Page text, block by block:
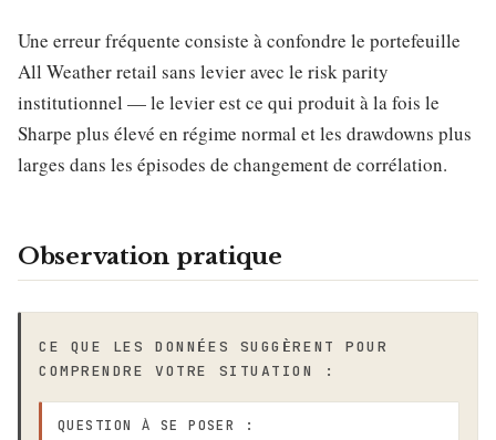
Une erreur fréquente consiste à confondre le portefeuille
All Weather retail sans levier avec le risk parity
institutionnel — le levier est ce qui produit à la fois le
Sharpe plus élevé en régime normal et les drawdowns plus
larges dans les épisodes de changement de corrélation.
Observation pratique
CE QUE LES DONNÉES SUGGÈRENT POUR
COMPRENDRE VOTRE SITUATION :
QUESTION À SE POSER :